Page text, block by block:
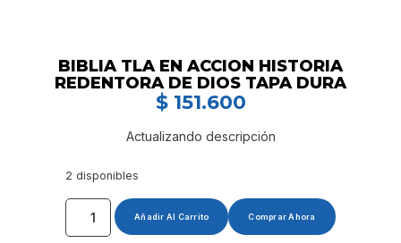
BIBLIA TLA EN ACCION HISTORIA
REDENTORA DE DIOS TAPA DURA
$151.600
Actualizando descripción
2 disponibles
Añadir Al Carrito Comprar Ahora